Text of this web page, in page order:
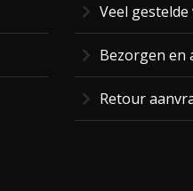
Veel
Bezorgen en
Retour